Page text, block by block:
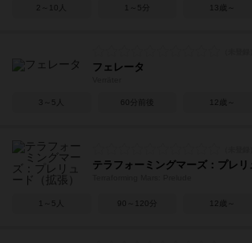
2～10人 1～5分 13歳～
フェレータ
3～5人 60分前後 12歳～
テラフォーミングマーズ：プレリ
1～5人 90～120分 12歳～